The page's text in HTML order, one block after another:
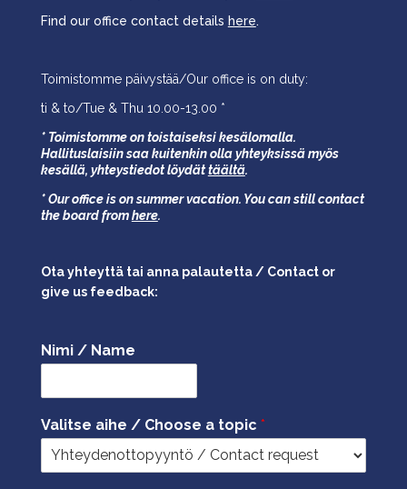
Find our office contact details here.
Toimistomme päivystää/Our office is on duty:
ti & to/Tue & Thu 10.00-13.00 *
* Toimistomme on toistaiseksi kesälomalla.
Hallituslaisiin saa kuitenkin olla yhteyksissä myös
kesällä, yhteystiedot löydättäältä.
* Our office is on summer vacation. You can still contact
the board fromhere.
Ota yhteyttä tai anna palautetta / Contact or
give us feedback:
Nimi / Name
Valitse aihe / Choose a topic *